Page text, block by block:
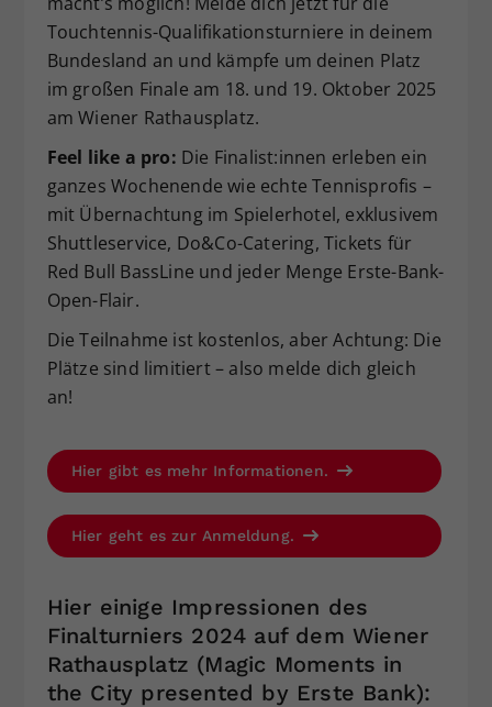
Touchtennis-Qualifikationsturniere in deinem
Bundesland an und kämpfe um deinen Platz
im großen Finale am 18. und 19. Oktober 2025
am Wiener Rathausplatz.
Feel like a pro: Die Finalist:innen erleben ein
ganzes Wochenende wie echte Tennisprofis –
mit Übernachtung im Spielerhotel, exklusivem
Shuttleservice, Do&Co-Catering, Tickets für
Red Bull BassLine und jeder Menge Erste-Bank-
Open-Flair.
Die Teilnahme ist kostenlos, aber Achtung: Die
Plätze sind limitiert – also melde dich gleich
an!
Hier gibt es mehr Informationen.
Hier geht es zur Anmeldung.
Hier einige Impressionen des
Finalturniers 2024 auf dem Wiener
Rathausplatz (Magic Moments in
the City presented by Erste Bank):
Zweck
Dieser Wert speichert Ihre Consent-
Einstellungen. Unter anderem eine
zufällig generierte ID, für die
historische Speicherung Ihrer
vorgenommen Einstellungen, falls der
Webseiten-Betreiber dies eingestellt